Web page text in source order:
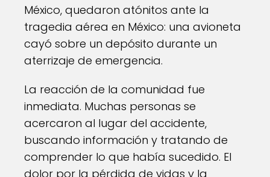
México, quedaron atónitos ante la
tragedia aérea en México: una avioneta
cayó sobre un depósito durante un
aterrizaje de emergencia.
La reacción de la comunidad fue
inmediata. Muchas personas se
acercaron al lugar del accidente,
buscando información y tratando de
comprender lo que había sucedido. El
dolor por la pérdida de vidas y la